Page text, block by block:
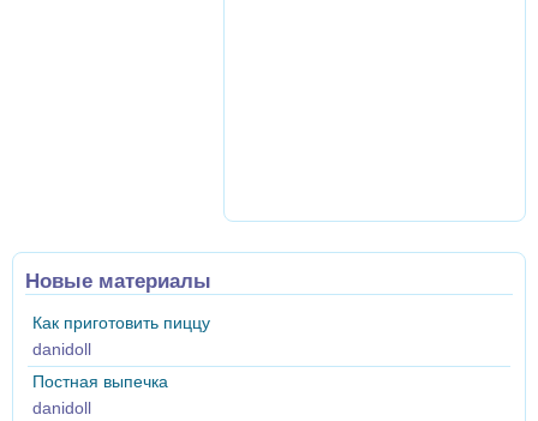
Новые материалы
Как приготовить пиццу
danidoll
Постная выпечка
danidoll